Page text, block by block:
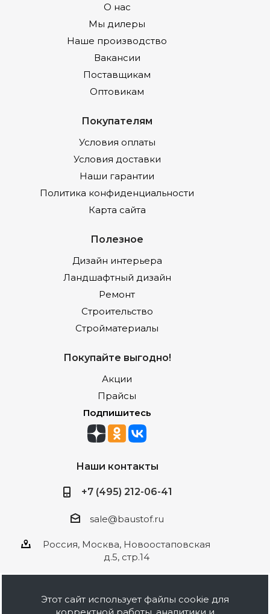
О нас
Мы дилеры
Наше производство
Вакансии
Поставщикам
Оптовикам
Покупателям
Условия оплаты
Условия доставки
Наши гарантии
Политика конфиденциальности
Карта сайта
Полезное
Дизайн интерьера
Ландшафтный дизайн
Ремонт
Строительство
Стройматериалы
Покупайте выгодно!
Акции
Прайсы
Подпишитесь
Наши контакты
+7 (495) 212-06-41
sale@baustof.ru
Россия, Москва, Новоостаповская
д.5, стр.14
Этот сайт использует файлы cookie для